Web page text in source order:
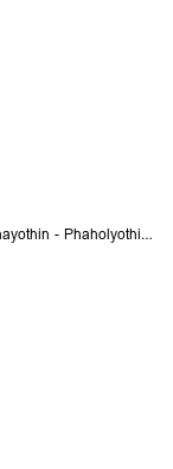
ศุภาลัย คิวท์ รัชโยธิน-พหลโยธิน 34[Supalai Cute Ratchayothin - Phaholyothin 34]